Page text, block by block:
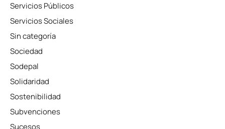
Servicios Públicos
Servicios Sociales
Sin categoría
Sociedad
Sodepal
Solidaridad
Sostenibilidad
Subvenciones
Sucesos